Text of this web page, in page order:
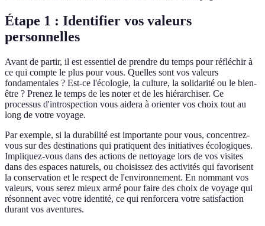
Étape 1 : Identifier vos valeurs
personnelles
Avant de partir, il est essentiel de prendre du temps pour réfléchir à
ce qui compte le plus pour vous. Quelles sont vos valeurs
fondamentales ? Est-ce l'écologie, la culture, la solidarité ou le bien-
être ? Prenez le temps de les noter et de les hiérarchiser. Ce
processus d'introspection vous aidera à orienter vos choix tout au
long de votre voyage.
Par exemple, si la durabilité est importante pour vous, concentrez-
vous sur des destinations qui pratiquent des initiatives écologiques.
Impliquez-vous dans des actions de nettoyage lors de vos visites
dans des espaces naturels, ou choisissez des activités qui favorisent
la conservation et le respect de l'environnement. En nommant vos
valeurs, vous serez mieux armé pour faire des choix de voyage qui
résonnent avec votre identité, ce qui renforcera votre satisfaction
durant vos aventures.